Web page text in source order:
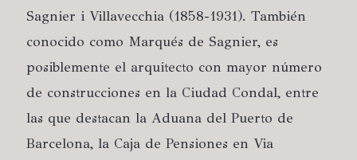
Sagnier i Villavecchia (1858-1931). También
conocido como Marqués de Sagnier, es
posiblemente el arquitecto con mayor número
de construcciones en la Ciudad Condal, entre
las que destacan la Aduana del Puerto de
Barcelona, la Caja de Pensiones en Via